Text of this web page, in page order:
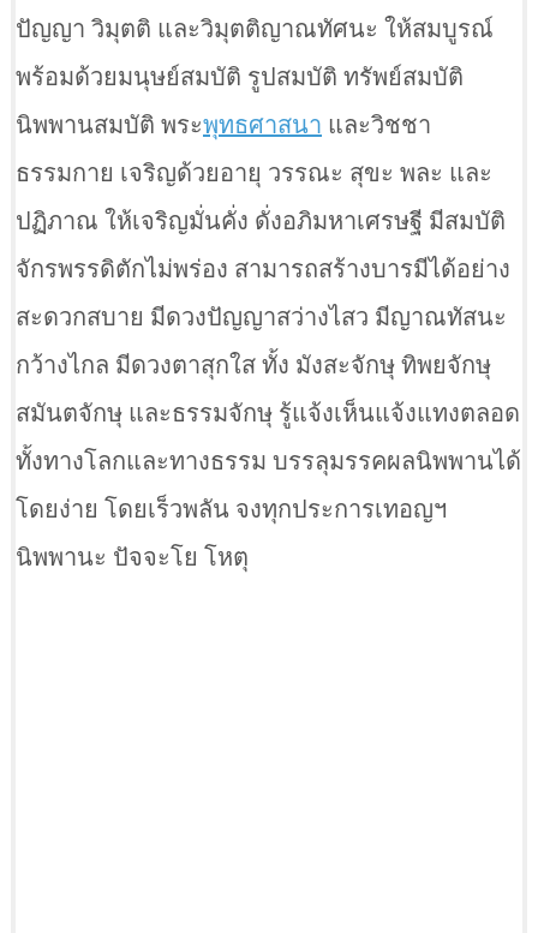
ปัญญา วิมุตติ และวิมุตติญาณทัศนะ ให้สมบูรณ์
พร้อมด้วยมนุษย์สมบัติ รูปสมบัติ ทรัพย์สมบัติ
นิพพานสมบัติ พระพุทธศาสนา และวิชชา
ธรรมกาย เจริญด้วยอายุ วรรณะ สุขะ พละ และ
ปฏิภาณ ให้เจริญมั่นคั่ง ดั่งอภิมหาเศรษฐี มีสมบัติ
จักรพรรดิตักไม่พร่อง สามารถสร้างบารมีได้อย่าง
สะดวกสบาย มีดวงปัญญาสว่างไสว มีญาณทัสนะ
กว้างไกล มีดวงตาสุกใส ทั้ง มังสะจักษุ ทิพยจักษุ
สมันตจักษุ และธรรมจักษุ รู้แจ้งเห็นแจ้งแทงตลอด
ทั้งทางโลกและทางธรรม บรรลุมรรคผลนิพพานได้
โดยง่าย โดยเร็วพลัน จงทุกประการเทอญฯ
นิพพานะ ปัจจะโย โหตุ